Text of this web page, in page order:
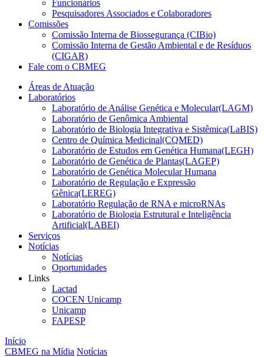
Funcionários
Pesquisadores Associados e Colaboradores
Comissões
Comissão Interna de Biossegurança (CIBio)
Comissão Interna de Gestão Ambiental e de Resíduos
(CIGAR)
Fale com o CBMEG
Áreas de Atuação
Laboratórios
Laboratório de Análise Genética e Molecular(LAGM)
Laboratório de Genômica Ambiental
Laboratório de Biologia Integrativa e Sistêmica(LaBIS)
Centro de Química Medicinal(CQMED)
Laboratório de Estudos em Genética Humana(LEGH)
Laboratório de Genética de Plantas(LAGEP)
Laboratório de Genética Molecular Humana
Laboratório de Regulação e Expressão
Gênica(LEREG)
Laboratório Regulação de RNA e microRNAs
Laboratório de Biologia Estrutural e Inteligência
Artificial(LABEI)
Serviços
Notícias
Notícias
Oportunidades
Links
Lactad
COCEN Unicamp
Unicamp
FAPESP
Início
CBMEG na Mídia Notícias